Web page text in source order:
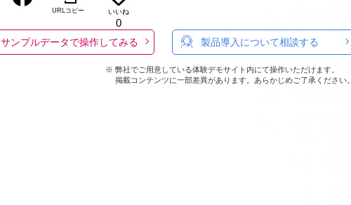
URLコピー いいね
0
サンプルデータで操作してみる 製品導入について相談する
※ 弊社でご用意している体験デモサイト内にて操作いただけます。
掲載コンテンツに一部差異があります。あらかじめご了承ください。